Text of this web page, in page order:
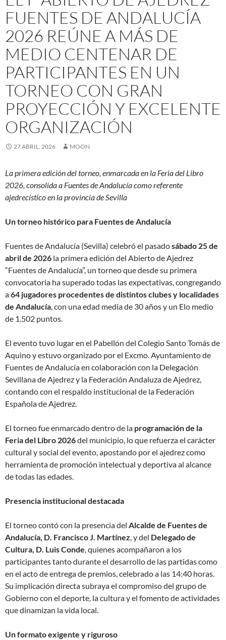
FUENTES DE ANDALUCÍA
2026 REÚNE A MÁS DE
MEDIO CENTENAR DE
PARTICIPANTES EN UN
TORNEO CON GRAN
PROYECCIÓN Y EXCELENTE
ORGANIZACIÓN
27 ABRIL, 2026 MOON
La primera edición del torneo, enmarcada en la Feria del Libro
2026, consolida a Fuentes de Andalucía como referente
ajedrecístico en la provincia de Sevilla
Un torneo histórico para Fuentes de Andalucía
Fuentes de Andalucía (Sevilla) celebró el pasadosábado 25 de
abril de 2026 la primera edición del Abierto de Ajedrez
“Fuentes de Andalucía”, un torneo que desde su primera
convocatoria ha superado todas las expectativas, congregando
a64 jugadores procedentes de distintos clubes y localidades
de Andalucía, con una edad media de 30 años y un Elo medio
de 1.502 puntos.
El evento tuvo lugar en el Pabellón del Colegio Santo Tomás de
Aquino y estuvo organizado por el Excmo. Ayuntamiento de
Fuentes de Andalucía en colaboración con la Delegación
Sevillana de Ajedrez y la Federación Andaluza de Ajedrez,
contando con el respaldo institucional de la Federación
Española de Ajedrez.
El torneo fue enmarcado dentro de la programación de la
Feria del Libro 2026del municipio, lo que refuerza el carácter
cultural y social del evento, apostando por el ajedrez como
herramienta de promoción intelectual y deportiva al alcance
de todas las edades.
Presencia institucional destacada
El torneo contó con la presencia del Alcalde de Fuentes de
Andalucía, D. Francisco J. Martínez, y del Delegado de
Cultura, D. Luis Conde, quienes acompañaron a los
participantes tanto durante el desarrollo de las partidas como
en el acto de entrega de premios, celebrado a las 14:40 horas.
Su implicación directa subraya el compromiso del grupo de
Gobierno con el deporte, la cultura y el fomento de actividades
que dinamizan la vida local.
Un formato exigente y riguroso